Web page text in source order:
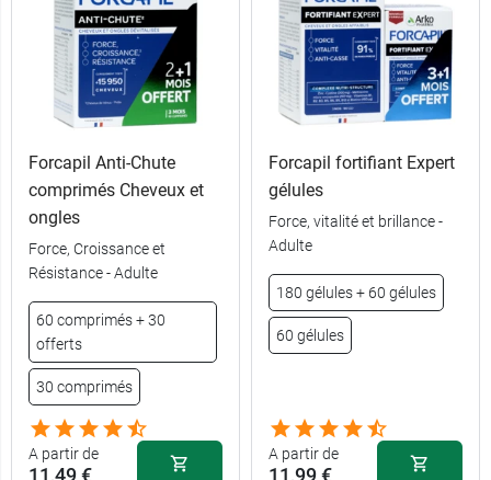
Forcapil Anti-Chute
comprimés Cheveux et
ongles
Force, Croissance et
Résistance - Adulte
60 comprimés + 30
offerts
30 comprimés
A partir de
Forcapil fortifiant Expert
gélules
Force, vitalité et brillance -
Adulte
180 gélules + 60 gélules
60 gélules
A partir de